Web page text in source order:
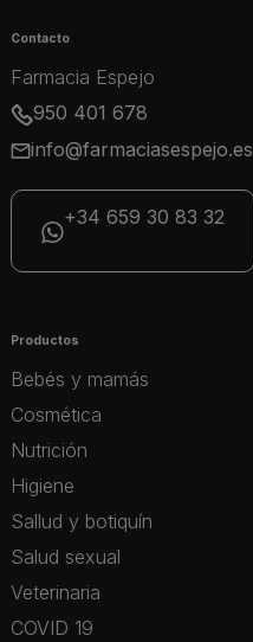
Contacto
Farmacia Espejo
950 401 678
info@farmaciasespejo.es
+34 659 30 83 32
Productos
Bebés y mamás
Cosmética
Nutrición
Higiene
Sallud y botiquín
Salud sexual
Veterinaria
COVID 19